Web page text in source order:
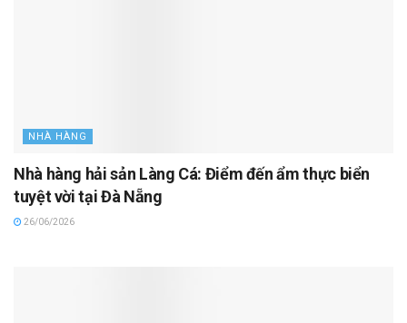
NHÀ HÀNG
Nhà hàng hải sản Làng Cá: Điểm đến ẩm thực biển
tuyệt vời tại Đà Nẵng
26/06/2026